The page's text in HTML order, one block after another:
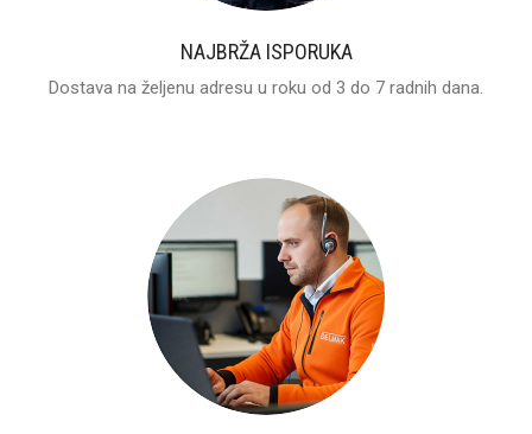
NAJBRŽA ISPORUKA
Dostava na željenu adresu u roku od 3 do 7 radnih dana.